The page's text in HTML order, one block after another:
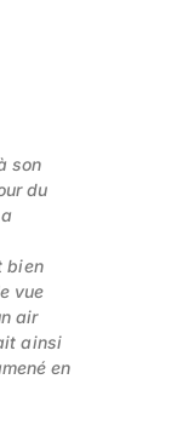
son
du
bien
vue
air
ainsi
en